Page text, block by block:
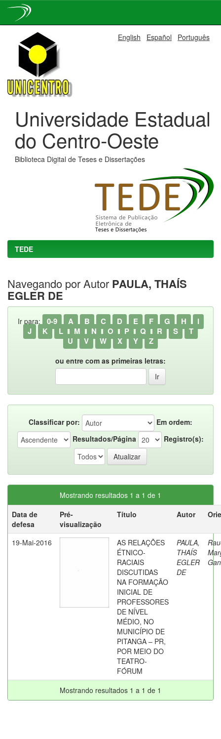
navigation
English Español Português
Universidade Estadual
do Centro-Oeste
Biblioteca Digital de Teses e Dissertações
TEDE
Navegando por Autor PAULA, THAÍS
EGLER DE
Ir para: 0-9 A B C D E F G H
I
J
K L M N O P Q R S
T
U
V W X Y Z
ou entre com as primeiras letras:
Classificar por:
Em ordem:
Resultados/Página
Registro(s):
Mostrando resultados 1 a 1 de 1
Data de
defesa
Pré-
visualização
Título Autor
19-Mai-2016
AS RELAÇÕES
ÉTNICO-
RACIAIS
DISCUTIDAS
NA FORMAÇÃO
INICIAL DE
PROFESSORES
DE NÍVEL
MÉDIO, NO
MUNICÍPIO DE
PITANGA – PR,
POR MEIO DO
TEATRO-
FÓRUM
PAULA,
THAÍS
EGLER
DE
Mostrando resultados 1 a 1 de 1